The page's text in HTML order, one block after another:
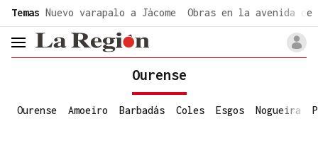
Temas Nuevo varapalo a Jácome Obras en la avenida de
header.menu.open
Ourense
Ourense Amoeiro Barbadás Coles Esgos Nogueira